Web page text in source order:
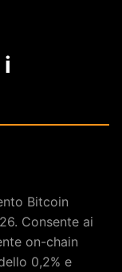
i
Bitcoin
Consente ai
on-chain
0,2% e